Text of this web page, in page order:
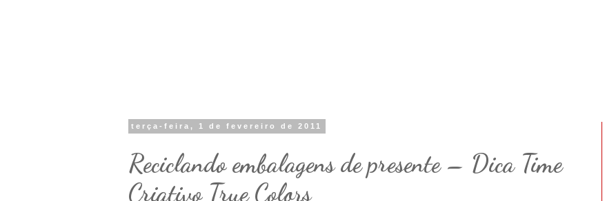
terça-feira, 1 de fevereiro de 2011
Reciclando embalagens de presente – Dica Time
Criativo True Colors